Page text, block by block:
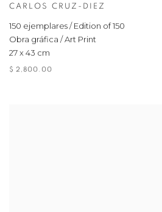
CARLOS CRUZ-DIEZ
150 ejemplares / Edition of 150
Obra gráfica / Art Print
27 x 43 cm
$ 2,800.00